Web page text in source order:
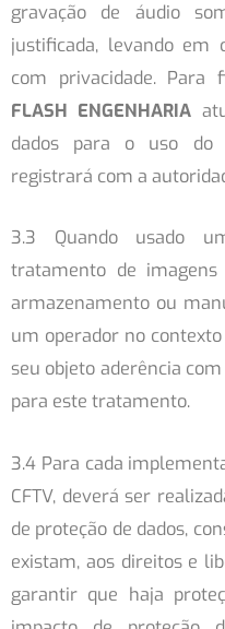
gravação de áudio
justificada, levando em
com privacidade. Para
FLASH ENGENHARIA
dados para o uso do
registrará com a
3.3 Quando usado
tratamento de
armazenamento ou
um operador no
seu objeto aderência
para este tratamento.
3.4 Para cada
CFTV, deverá ser
de proteção de dados,
existam, aos direitos e
garantir que haja